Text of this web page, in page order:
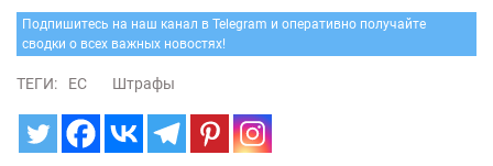
Подпишитесь на наш канал в Telegram и оперативно получайте
сводки о всех важных новостях!
ТЕГИ: ЕС Штрафы